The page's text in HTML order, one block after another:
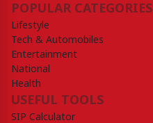
POPULAR CATEGORIES
Lifestyle
Tech & Automobiles
Entertainment
National
Health
USEFUL TOOLS
SIP Calculator